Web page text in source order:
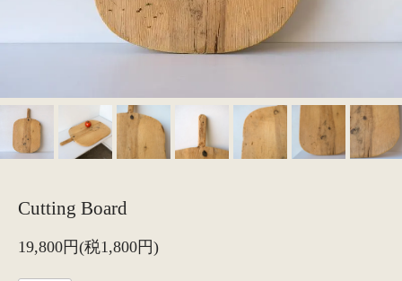
Cutting Board
19,800円(税1,800円)